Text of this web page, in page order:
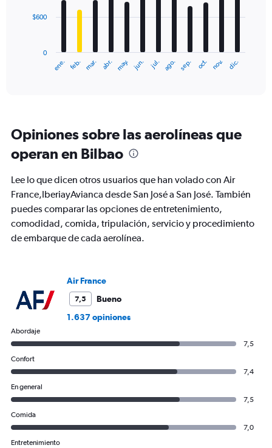
The
categories.
chart
1
Y
axis
displaying
values.
Range:
ene. feb. mar. abr. may. jun. jul. ago. sep. oct. nov. dic.
0
$600
Opiniones sobre las aerolíneas que
operan en Bilbao
Lee lo que dicen otros usuarios que han volado con Air
France,IberiayAvianca desde San José a San José. También
puedes comparar las opciones de entretenimiento,
comodidad, comida, tripulación, servicio y procedimiento
de embarque de cada aerolínea.
Air France
7,5
Bueno
1.637 opiniones
Abordaje
7,5
Confort
7,4
En general
7,5
Comida
7,0
Entretenimiento